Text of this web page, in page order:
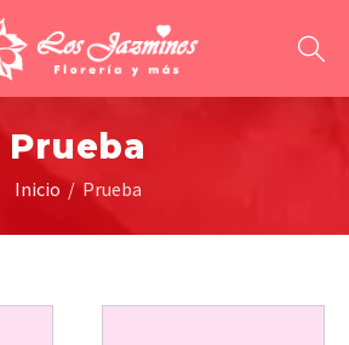
Prueba
Inicio Prueba